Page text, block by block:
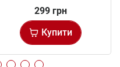
299 грн
Купити